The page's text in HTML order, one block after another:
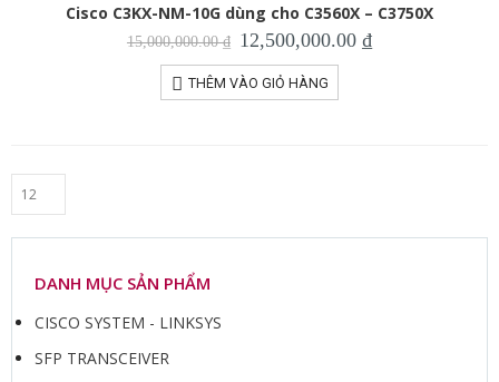
Cisco C3KX-NM-10G dùng cho C3560X – C3750X
15,000,000.00₫ Giá
là:
15,000,000.00 ₫.
12,500,000.00₫Giá
THÊM VÀO GIỎ HÀNG
DANH MỤC SẢN PHẨM
CISCO SYSTEM - LINKSYS
SFP TRANSCEIVER